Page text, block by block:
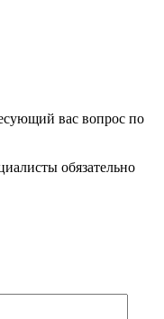
вас вопрос по
обязательно